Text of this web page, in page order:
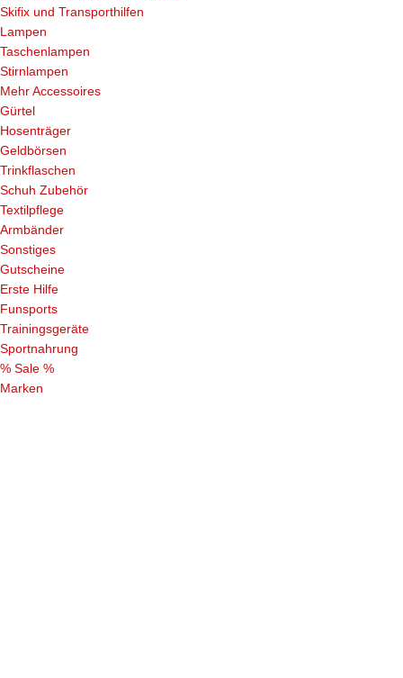
Skifix und Transporthilfen
Lampen
Taschenlampen
Stirnlampen
Mehr Accessoires
Gürtel
Hosenträger
Geldbörsen
Trinkflaschen
Schuh Zubehör
Textilpflege
Armbänder
Sonstiges
Gutscheine
Erste Hilfe
Funsports
Trainingsgeräte
Sportnahrung
% Sale %
Marken